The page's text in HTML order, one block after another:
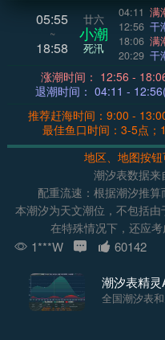
05:55
~
18:58
廿六
小潮
死汛
04:11 满
12:56 干
18:06 满
20:29 干
涨潮时间：
退潮时间：
推荐赶海时间：9:00 -
最佳鱼口时间：3-5点；
地区、地图按
潮汐表数据
配重流速：根据潮汐推算
本潮汐为天文潮位，不包括
在特殊情况下，还应考
1***W 60142
潮汐表精
全国潮汐表